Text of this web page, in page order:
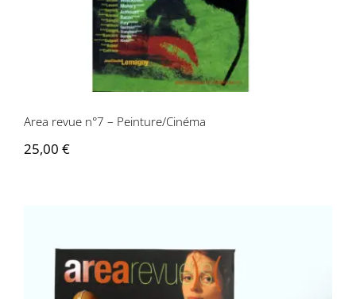
Area revue n°7 – Peinture/Cinéma
25,00 €